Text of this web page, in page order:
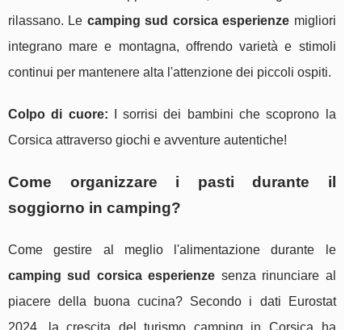
rilassano. Le camping sud corsica esperienze migliori
integrano mare e montagna, offrendo varietà e stimoli
continui per mantenere alta l'attenzione dei piccoli ospiti.
Colpo di cuore: I sorrisi dei bambini che scoprono la
Corsica attraverso giochi e avventure autentiche!
Come organizzare i pasti durante il
soggiorno in camping?
Come gestire al meglio l'alimentazione durante le
camping sud corsica esperienze senza rinunciare al
piacere della buona cucina? Secondo i dati Eurostat
2024, la crescita del turismo camping in Corsica ha